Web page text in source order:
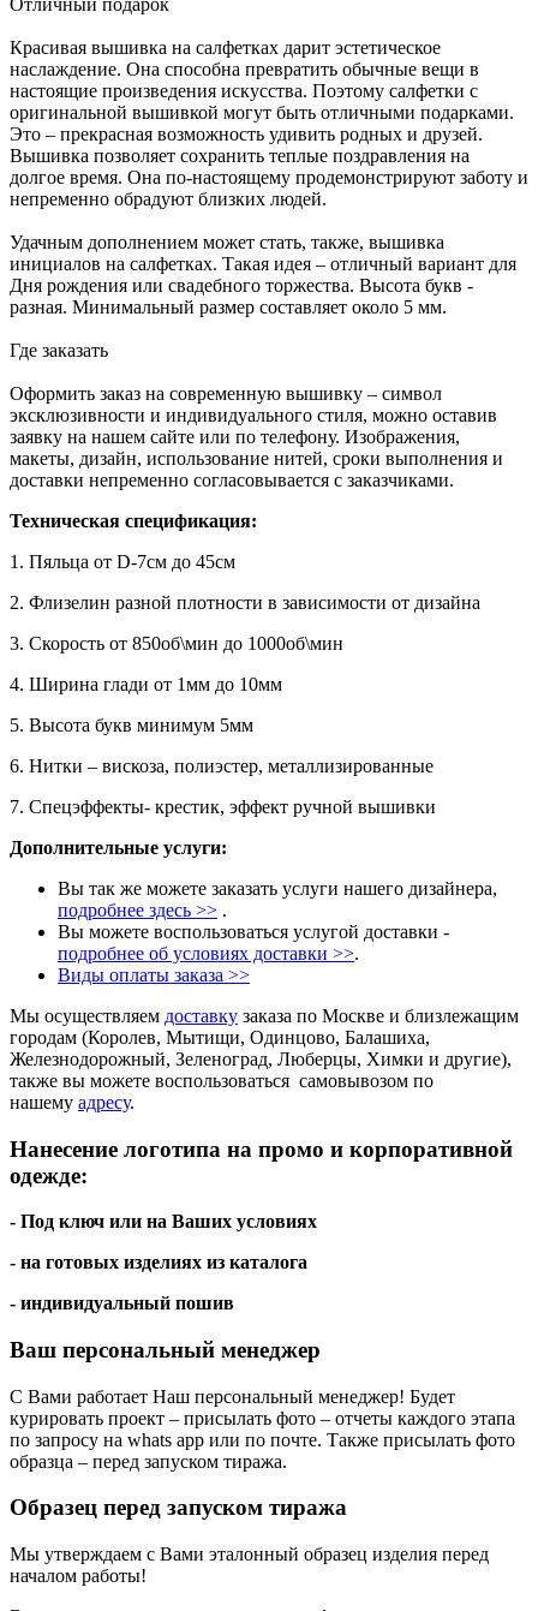
Красивая вышивка на салфетках дарит эстетическое
наслаждение. Она способна превратить обычные вещи в
настоящие произведения искусства. Поэтому салфетки с
оригинальной вышивкой могут быть отличными подарками.
Это – прекрасная возможность удивить родных и друзей.
Вышивка позволяет сохранить теплые поздравления на
долгое время. Она по-настоящему продемонстрируют заботу и
непременно обрадуют близких людей.
Удачным дополнением может стать, также, вышивка
инициалов на салфетках. Такая идея – отличный вариант для
Дня рождения или свадебного торжества. Высота букв -
разная. Минимальный размер составляет около 5 мм.
Где заказать
Оформить заказ на современную вышивку – символ
эксклюзивности и индивидуального стиля, можно оставив
заявку на нашем сайте или по телефону. Изображения,
макеты, дизайн, использование нитей, сроки выполнения и
доставки непременно согласовывается с заказчиками.
Техническая спецификация:
1. Пяльца от D-7см до 45см
2. Флизелин разной плотности в зависимости от дизайна
3. Скорость от 850об\мин до 1000об\мин
4. Ширина глади от 1мм до 10мм
5. Высота букв минимум 5мм
6. Нитки – вискоза, полиэстер, металлизированные
7. Спецэффекты- крестик, эффект ручной вышивки
Дополнительные услуги:
Вы так же можете заказать услуги нашего дизайнера,
подробнее здесь >> .
Вы можете воспользоваться услугой доставки -
подробнее об условиях доставки >>.
Виды оплаты заказа >>
Мы осуществляем доставку заказа по Москве и близлежащим
городам (Королев, Мытищи, Одинцово, Балашиха,
Железнодорожный, Зеленоград, Люберцы, Химки и другие),
также вы можете воспользоваться самовывозом по
нашему адресу.
Нанесение логотипа на промо и корпоративной
одежде:
- Под ключ или на Ваших условиях
- на готовых изделиях из каталога
- индивидуальный пошив
Ваш персональный менеджер
С Вами работает Наш персональный менеджер! Будет
курировать проект – присылать фото – отчеты каждого этапа
по запросу на whats app или по почте. Также присылать фото
образца – перед запуском тиража.
Образец перед запуском тиража
Мы утверждаем с Вами эталонный образец изделия перед
началом работы!